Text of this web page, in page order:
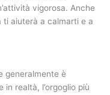
vigorosa. Anche
ti aiuterà a calmarti e a
generalmente è
realtà, l’orgoglio più